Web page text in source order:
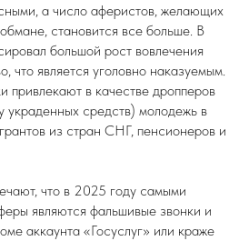
а число аферистов, желающих
становится все больше. В
большой рост вовлечения
что является уголовно наказуемым.
привлекают в качестве дропперов
украденных средств) молодежь в
из стран СНГ, пенсионеров и
что в 2025 году самыми
являются фальшивые звонки и
аккаунта «Госуслуг» или краже